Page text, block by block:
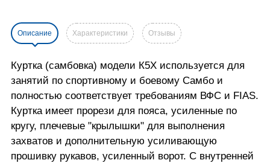
Описание Характеристики Отзывы
Куртка (самбовка) модели К5Х используется для
занятий по спортивному и боевому Самбо и
полностью соответствует требованиям ВФС и FIAS.
Куртка имеет прорези для пояса, усиленные по
кругу, плечевые "крылышки" для выполнения
захватов и дополнительную усиливающую
прошивку рукавов, усиленный ворот. С внутренней